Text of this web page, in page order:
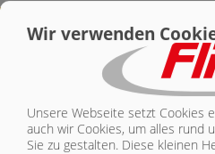
FORSCHUNG
AKTUELLES
Wir verwenden
Unsere Webseite setzt Cookies
auch wir Cookies, um alles rund
Sie zu gestalten. Diese kleinen